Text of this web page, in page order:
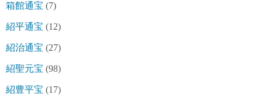
箱館通宝 (7)
紹平通宝 (12)
紹治通宝 (27)
紹聖元宝 (98)
紹豊平宝 (17)